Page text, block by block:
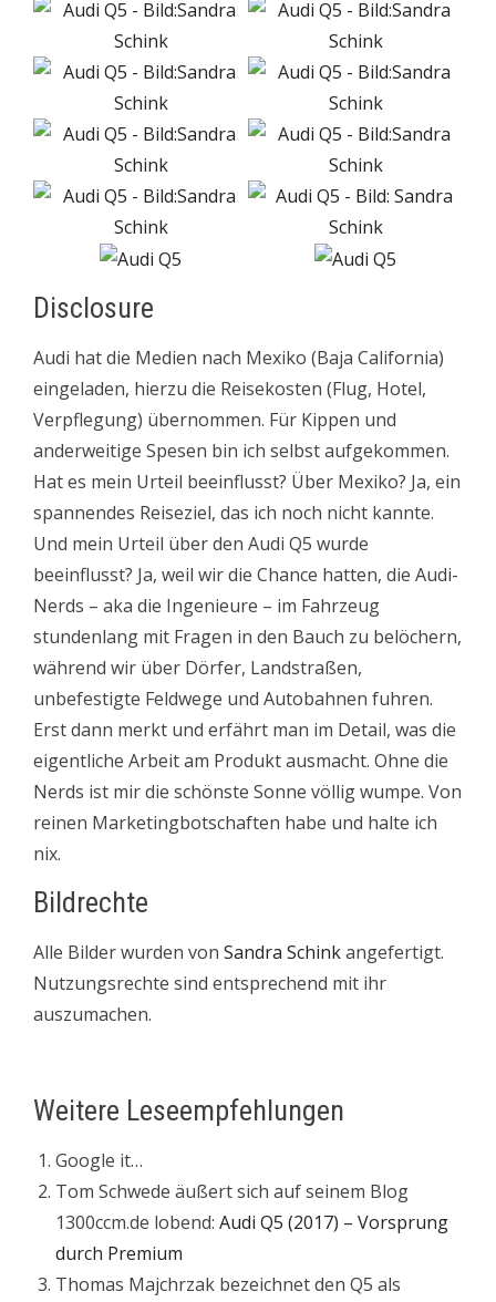
Disclosure
Audi hat die Medien nach Mexiko (Baja California)
eingeladen, hierzu die Reisekosten (Flug, Hotel,
Verpflegung) übernommen. Für Kippen und
anderweitige Spesen bin ich selbst aufgekommen.
Hat es mein Urteil beeinflusst? Über Mexiko? Ja, ein
spannendes Reiseziel, das ich noch nicht kannte.
Und mein Urteil über den Audi Q5 wurde
beeinflusst? Ja, weil wir die Chance hatten, die Audi-
Nerds – aka die Ingenieure – im Fahrzeug
stundenlang mit Fragen in den Bauch zu belöchern,
während wir über Dörfer, Landstraßen,
unbefestigte Feldwege und Autobahnen fuhren.
Erst dann merkt und erfährt man im Detail, was die
eigentliche Arbeit am Produkt ausmacht. Ohne die
Nerds ist mir die schönste Sonne völlig wumpe. Von
reinen Marketingbotschaften habe und halte ich
nix.
Bildrechte
Alle Bilder wurden von Sandra Schinkangefertigt.
Nutzungsrechte sind entsprechend mit ihr
auszumachen.
Weitere Leseempfehlungen
Google it…
Tom Schwede äußert sich auf seinem Blog
1300ccm.de lobend: Audi Q5 (2017) – Vorsprung
durch Premium
Thomas Majchrzak bezeichnet den Q5 als